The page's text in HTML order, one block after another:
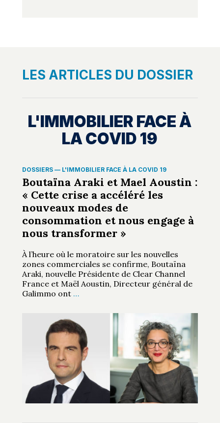
LES ARTICLES DU DOSSIER
L'IMMOBILIER FACE À
LA COVID 19
DOSSIERS — L'IMMOBILIER FACE À LA COVID 19
Boutaïna Araki et Mael Aoustin :
« Cette crise a accéléré les
nouveaux modes de
consommation et nous engage à
nous transformer »
À l’heure où le moratoire sur les nouvelles
zones commerciales se confirme, Boutaïna
Araki, nouvelle Présidente de Clear Channel
France et Maël Aoustin, Directeur général de
Galimmo ont …